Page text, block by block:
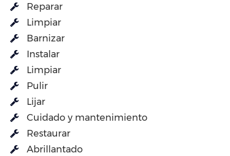
Reparar
Limpiar
Barnizar
Instalar
Limpiar
Pulir
Lijar
Cuidado y mantenimiento
Restaurar
Abrillantado